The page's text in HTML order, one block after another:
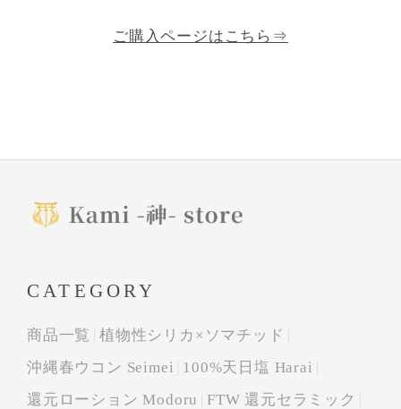
ご購入ページはこちら⇒
CATEGORY
商品一覧
植物性シリカ×ソマチッド
沖縄春ウコン Seimei
100%天日塩 Harai
還元ローション Modoru
FTW 還元セラミック